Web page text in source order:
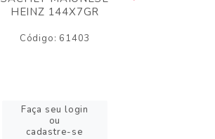
HEINZ 144X7GR
Código: 61403
Faça seu login
ou
cadastre-se